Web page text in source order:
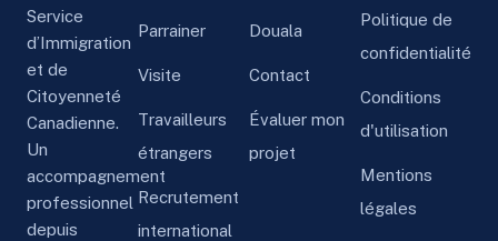
Service
d’Immigration
et de
Citoyenneté
Canadienne.
Un
accompagnement
professionnel
depuis
Parrainer
Visite
Travailleurs
étrangers
Recrutement
international
Douala
Contact
Évaluer mon
projet
Politique de
confidentialité
Conditions
d'utilisation
Mentions
légales